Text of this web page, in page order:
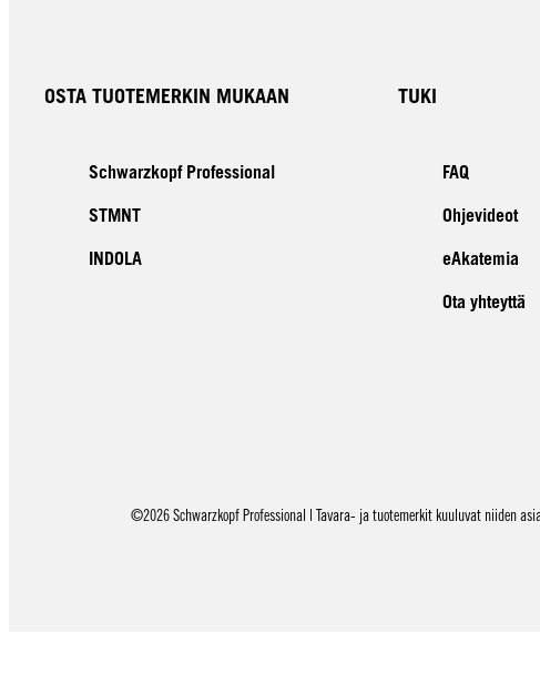
OSTA TUOTEMERKIN MUKAAN
Schwarzkopf Professional
STMNT
INDOLA
TUKI
FAQ
Ohjevideot
eAkatemia
Ota yhteyttä
©2026 Schwarzkopf Professional | Tavara- ja tuotemerkit kuuluvat niiden